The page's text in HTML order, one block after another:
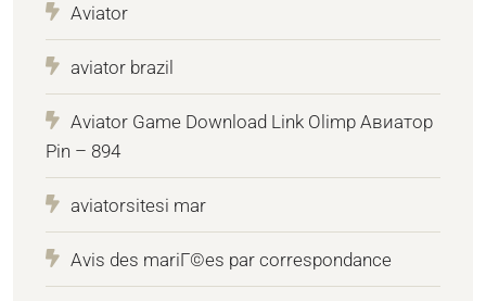
Aviator
aviator brazil
Aviator Game Download Link Olimp Авиатор
Pin – 894
aviatorsitesi mar
Avis des mariГ©es par correspondance